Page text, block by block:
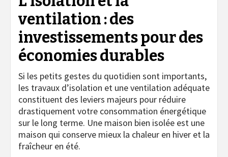
ventilation : des
investissements pour des
économies durables
Si les petits gestes du quotidien sont importants,
les travaux d’isolation et une ventilation adéquate
constituent des leviers majeurs pour réduire
drastiquement votre consommation énergétique
sur le long terme. Une maison bien isolée est une
maison qui conserve mieux la chaleur en hiver et la
fraîcheur en été.